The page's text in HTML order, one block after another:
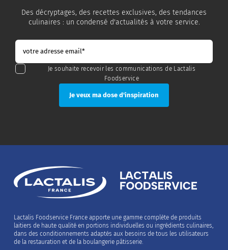
Des décryptages, des recettes exclusives, des tendances
culinaires : un condensé d'actualités à votre service.
Je souhaite recevoir les communications de Lactalis
Foodservice
Lactalis Foodservice France apporte une gamme complète de produits
laitiers de haute qualité en portions individuelles ou ingrédients culinaires,
dans des conditionnements adaptés aux besoins de tous les utilisateurs
de la restauration et de la boulangerie pâtisserie.